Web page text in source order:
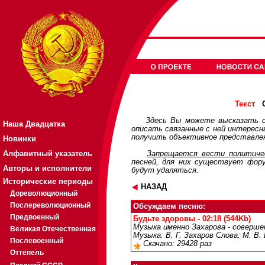
Наша Двадцатка
Новинки
Алфавитный указатель
Авторы и исполнители
Исторические периоды
Дореволюционный
Послереволюционный
Предвоенный
Великая Отечественная
Послевоенный
Оттепель
Текст
Здесь Вы можете высказать
описать связанные с ней
получить объективное
Запрещается вести
песней, для них существует
будут удаляться.
НАЗАД
Обсуждаем песню:
Будьте здоровы - 02:18 (544Kb)
Музыка именно Захарова -
Музыка: В. Г. Захаров Слова: М. В.
Скачано: 29428 раз